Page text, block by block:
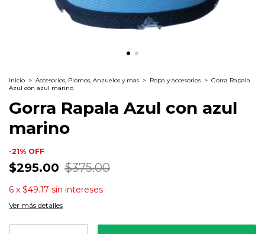
Inicio > Accesorios, Plomos, Anzuelos y mas > Ropa y accesorios > Gorra Rapala
Azul con azul marino
Gorra Rapala Azul con azul
marino
-21% OFF
$295.00 $375.00
6 x $49.17 sin intereses
Ver más detalles